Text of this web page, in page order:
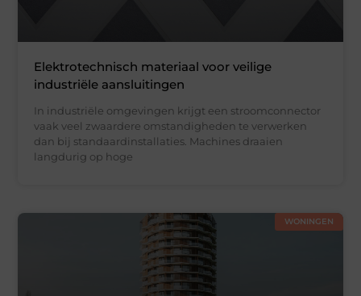
Elektrotechnisch materiaal voor veilige
industriële aansluitingen
In industriële omgevingen krijgt een stroomconnector
vaak veel zwaardere omstandigheden te verwerken
dan bij standaardinstallaties. Machines draaien
langdurig op hoge
WONINGEN